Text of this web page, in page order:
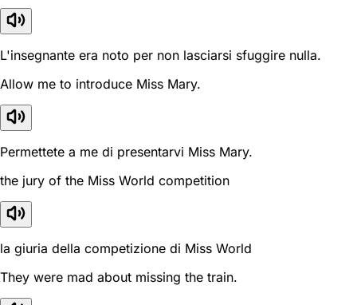
L'insegnante era noto per non lasciarsi sfuggire nulla.
Allow me to introduce Miss Mary.
Permettete a me di presentarvi Miss Mary.
the jury of the Miss World competition
la giuria della competizione di Miss World
They were mad about missing the train.